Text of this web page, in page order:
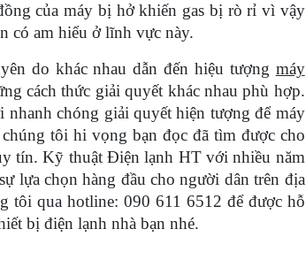
của máy bị hở khiến gas bị rò rỉ vì vậy
có am hiểu ở lĩnh vực này.
do khác nhau dẫn đến hiệu tượng máy
cách thức giải quyết khác nhau phù hợp.
chóng giải quyết hiện tượng để máy
tôi hi vọng bạn đọc đã tìm được cho
tín. Kỹ thuật Điện lạnh HT với nhiều năm
lựa chọn hàng đầu cho người dân trên địa
tôi qua hotline: 090 611 6512 để được hỗ
bị điện lạnh nhà bạn nhé.